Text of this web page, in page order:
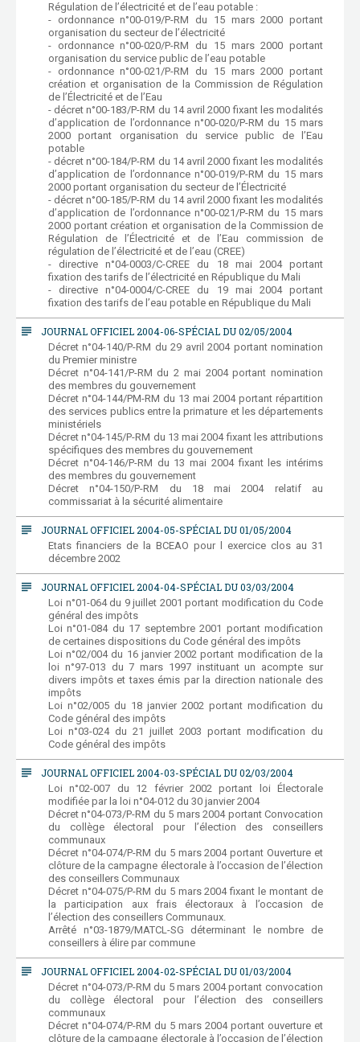
Régulation de l’électricité et de l’eau potable :
- ordonnance n°00-019/P-RM du 15 mars 2000 portant
organisation du secteur de l’électricité
- ordonnance n°00-020/P-RM du 15 mars 2000 portant
organisation du service public de l’eau potable
- ordonnance n°00-021/P-RM du 15 mars 2000 portant
création et organisation de la Commission de Régulation
de l’Électricité et de l’Eau
- décret n°00-183/P-RM du 14 avril 2000 fixant les modalités
d’application de l’ordonnance n°00-020/P-RM du 15 mars
2000 portant organisation du service public de l’Eau
potable
- décret n°00-184/P-RM du 14 avril 2000 fixant les modalités
d’application de l’ordonnance n°00-019/P-RM du 15 mars
2000 portant organisation du secteur de l’Électricité
- décret n°00-185/P-RM du 14 avril 2000 fixant les modalités
d’application de l’ordonnance n°00-021/P-RM du 15 mars
2000 portant création et organisation de la Commission de
Régulation de l’Électricité et de l’Eau commission de
régulation de l’électricité et de l’eau (CREE)
- directive n°04-0003/C-CREE du 18 mai 2004 portant
fixation des tarifs de l’électricité en République du Mali
- directive n°04-0004/C-CREE du 19 mai 2004 portant
fixation des tarifs de l’eau potable en République du Mali
subject JOURNAL OFFICIEL 2004-06-SPÉCIAL DU 02/05/2004
Décret n°04-140/P-RM du 29 avril 2004 portant nomination
du Premier ministre
Décret n°04-141/P-RM du 2 mai 2004 portant nomination
des membres du gouvernement
Décret n°04-144/PM-RM du 13 mai 2004 portant répartition
des services publics entre la primature et les départements
ministériels
Décret n°04-145/P-RM du 13 mai 2004 fixant les attributions
spécifiques des membres du gouvernement
Décret n°04-146/P-RM du 13 mai 2004 fixant les intérims
des membres du gouvernement
Décret n°04-150/P-RM du 18 mai 2004 relatif au
commissariat à la sécurité alimentaire
subject JOURNAL OFFICIEL 2004-05-SPÉCIAL DU 01/05/2004
Etats financiers de la BCEAO pour l exercice clos au 31
décembre 2002
subject JOURNAL OFFICIEL 2004-04-SPÉCIAL DU 03/03/2004
Loi n°01-064 du 9 juillet 2001 portant modification du Code
général des impôts
Loi n°01-084 du 17 septembre 2001 portant modification
de certaines dispositions du Code général des impôts
Loi n°02/004 du 16 janvier 2002 portant modification de la
loi n°97-013 du 7 mars 1997 instituant un acompte sur
divers impôts et taxes émis par la direction nationale des
impôts
Loi n°02/005 du 18 janvier 2002 portant modification du
Code général des impôts
Loi n°03-024 du 21 juillet 2003 portant modification du
Code général des impôts
subject JOURNAL OFFICIEL 2004-03-SPÉCIAL DU 02/03/2004
Loi n°02-007 du 12 février 2002 portant loi Électorale
modifiée par la loi n°04-012 du 30 janvier 2004
Décret n°04-073/P-RM du 5 mars 2004 portant Convocation
du collège électoral pour l’élection des conseillers
communaux
Décret n°04-074/P-RM du 5 mars 2004 portant Ouverture et
clôture de la campagne électorale à l’occasion de l’élection
des conseillers Communaux
Décret n°04-075/P-RM du 5 mars 2004 fixant le montant de
la participation aux frais électoraux à l’occasion de
l’élection des conseillers Communaux.
Arrêté n°03-1879/MATCL-SG déterminant le nombre de
conseillers à élire par commune
subject JOURNAL OFFICIEL 2004-02-SPÉCIAL DU 01/03/2004
Décret n°04-073/P-RM du 5 mars 2004 portant convocation
du collège électoral pour l’élection des conseillers
communaux
Décret n°04-074/P-RM du 5 mars 2004 portant ouverture et
clôture de la campagne électorale à l’occasion de l’élection